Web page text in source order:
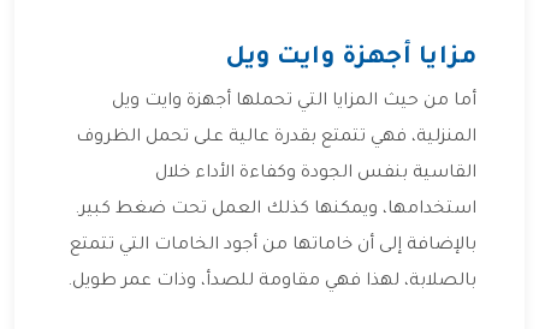
مزايا أجهزة وايت ويل
أما من حيث المزايا التي تحملها أجهزة وايت ويل
المنزلية، فهي تتمتع بقدرة عالية على تحمل الظروف
القاسية بنفس الجودة وكفاءة الأداء خلال
استخدامها، ويمكنها كذلك العمل تحت ضغط كبير.
بالإضافة إلى أن خاماتها من أجود الخامات التي تتمتع
بالصلابة، لهذا فهي مقاومة للصدأ، وذات عمر طويل.